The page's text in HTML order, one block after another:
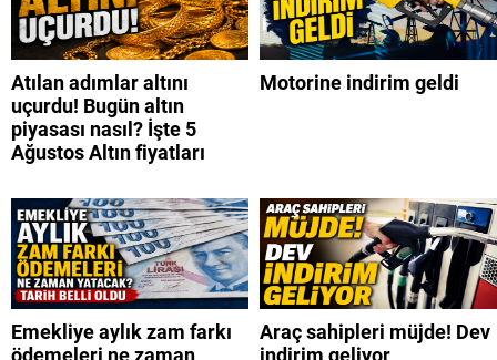
Atılan adımlar altını
uçurdu! Bugün altın
piyasası nasıl? İşte 5
Ağustos Altın fiyatları
Motorine indirim geldi
Emekliye aylık zam farkı
ödemeleri ne zaman
Araç sahipleri müjde! Dev
indirim geliyor